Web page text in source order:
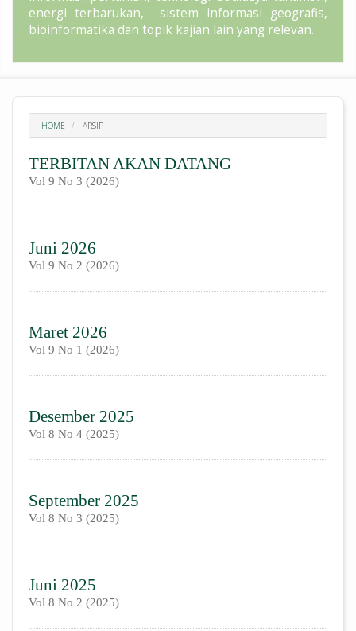
energi terbarukan, sistem informasi geografis,
bioinformatika dan topik kajian lain yang relevan.
HOME ARSIP
TERBITAN AKAN DATANG
Vol 9 No 3 (2026)
Juni 2026
Vol 9 No 2 (2026)
Maret 2026
Vol 9 No 1 (2026)
Desember 2025
Vol 8 No 4 (2025)
September 2025
Vol 8 No 3 (2025)
Juni 2025
Vol 8 No 2 (2025)